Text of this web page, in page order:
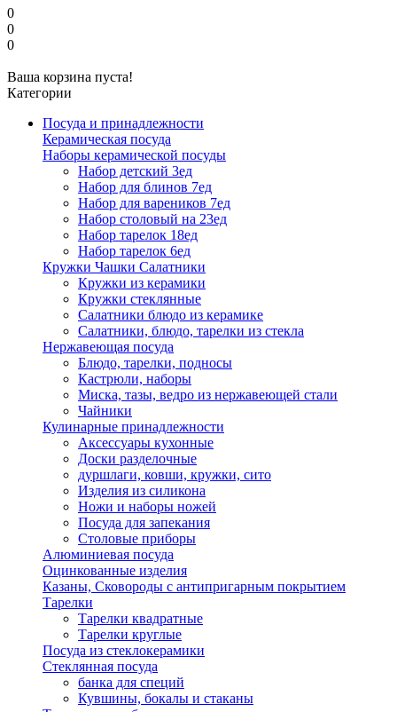
0
0
0
Ваша корзина пуста!
Категории
Посуда и принадлежности
Керамическая посуда
Наборы керамической посуды
Набор детский 3ед
Набор для блинов 7ед
Набор для вареников 7ед
Набор столовый на 23ед
Набор тарелок 18ед
Набор тарелок 6ед
Кружки Чашки Салатники
Кружки из керамики
Кружки стеклянные
Салатники блюдо из керамике
Салатники, блюдо, тарелки из стекла
Нержавеющая посуда
Блюдо, тарелки, подносы
Кастрюли, наборы
Миска, тазы, ведро из нержавеющей стали
Чайники
Кулинарные принадлежности
Аксессуары кухонные
Доски разделочные
дуршлаги, ковши, кружки, сито
Изделия из силикона
Ножи и наборы ножей
Посуда для запекания
Столовые приборы
Алюминиевая посуда
Оцинкованные изделия
Казаны, Сковороды с антипригарным покрытием
Тарелки
Тарелки квадратные
Тарелки круглые
Посуда из стеклокерамики
Стеклянная посуда
банка для специй
Кувшины, бокалы и стаканы